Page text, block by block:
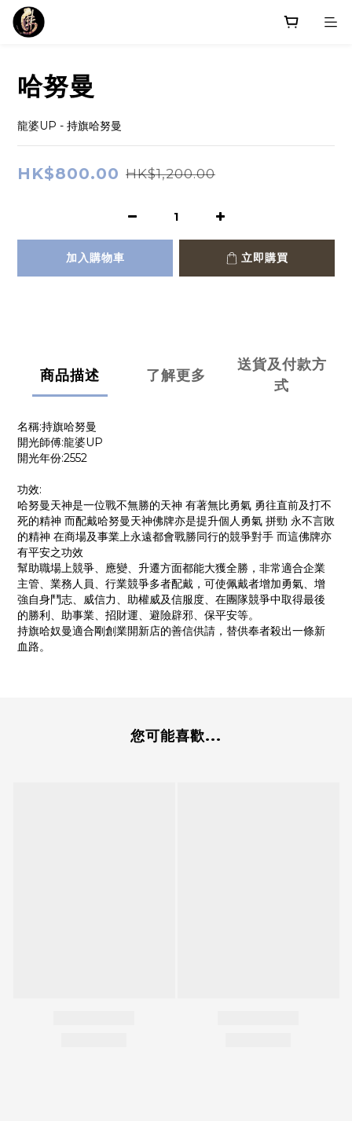
哈努曼
龍婆UP - 持旗哈努曼
HK$800.00 HK$1,200.00
加入購物車 立即購買
商品描述 了解更多
送貨及付款方
式
名稱:持旗哈努曼
開光師傅:龍婆UP
開光年份:2552
功效:
哈努曼天神是一位戰不無勝的天神 有著無比勇氣 勇往直前及打不
死的精神 而配戴哈努曼天神佛牌亦是提升個人勇氣 拼勁 永不言敗
的精神 在商場及事業上永遠都會戰勝同行的競爭對手 而這佛牌亦
有平安之功效
幫助職場上競爭、應變、升遷方面都能大獲全勝，非常適合企業
主管、業務人員、行業競爭多者配戴，可使佩戴者增加勇氣、增
強自身鬥志、威信力、助權威及信服度、在團隊競爭中取得最後
的勝利、助事業、招財運、避險辟邪、保平安等。
持旗哈奴曼適合剛創業開新店的善信供請，替供奉者殺出一條新
血路。
您可能喜歡...